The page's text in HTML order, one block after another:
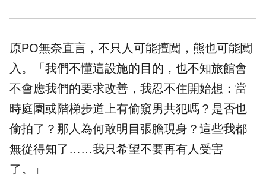
原PO無奈直言，不只人可能擅闖，熊也可能闖
入。「我們不懂這設施的目的，也不知旅館會
不會應我們的要求改善，我忍不住開始想：當
時庭園或階梯步道上有偷窺男共犯嗎？是否也
偷拍了？那人為何敢明目張膽現身？這些我都
無從得知了……我只希望不要再有人受害
了。」